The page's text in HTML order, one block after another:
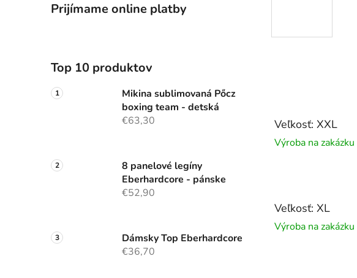
Prijímame online platby
Top 10 produktov
Mikina sublimovaná Pőcz
boxing team - detská
€63,30
8 panelové legíny
Eberhardcore - pánske
€52,90
Dámsky Top Eberhardcore
€36,70
Veľkosť: XXL
Výroba na zakázku
Veľkosť: XL
Výroba na zakázku